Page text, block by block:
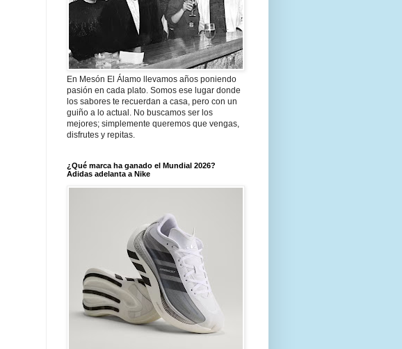
En Mesón El Álamo llevamos años poniendo
pasión en cada plato. Somos ese lugar donde
los sabores te recuerdan a casa, pero con un
guiño a lo actual. No buscamos ser los
mejores; simplemente queremos que vengas,
disfrutes y repitas.
¿Qué marca ha ganado el Mundial 2026?
Adidas adelanta a Nike